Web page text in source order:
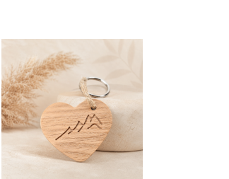
do koszyka